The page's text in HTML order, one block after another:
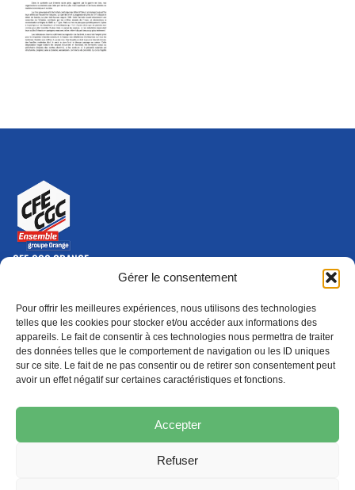
Gérer le consentement
Pour offrir les meilleures expériences, nous utilisons des technologies
telles que les cookies pour stocker et/ou accéder aux informations des
appareils. Le fait de consentir à ces technologies nous permettra de traiter
des données telles que le comportement de navigation ou les ID uniques
sur ce site. Le fait de ne pas consentir ou de retirer son consentement peut
avoir un effet négatif sur certaines caractéristiques et fonctions.
Accepter
Refuser
CFE-CGC ORANGE
10-12 rue Saint Amand, 75015 Paris Cedex 15
Nous contacter
01 46 79 28 74
S'ABONNER(NOUVELLE FENÊTRE)
ADHÉRER
Épargne
(nouvelle fenêtre) Formation
(nouvelle fenêtre)